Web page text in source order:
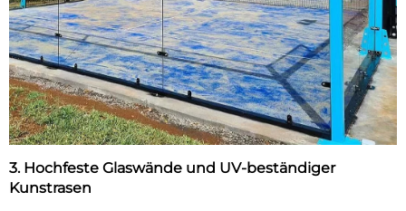
3. Hochfeste Glaswände und UV-beständiger
Kunstrasen